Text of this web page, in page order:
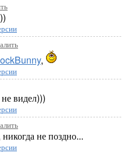
,
видел)))
никогда не поздно...